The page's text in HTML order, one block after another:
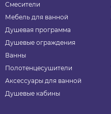
Смесители
Мебель для ванной
Душевая программа
Душевые ограждения
Ванны
Полотенцесушители
Аксессуары для ванной
Душевые кабины